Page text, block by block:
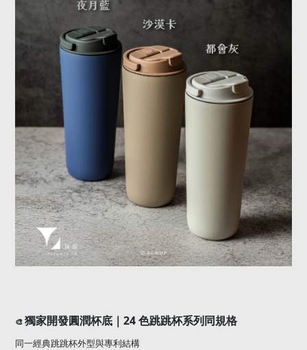
🎨 獨家開發圓潤杯底｜ 24 色跳跳杯系列同規格
同一經典跳跳杯外型與專利結構